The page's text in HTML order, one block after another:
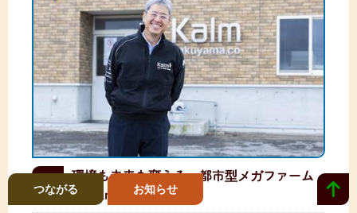
環境も未来も変える、都市型メガファーム
「Kalm角山」
つながる お知らせ